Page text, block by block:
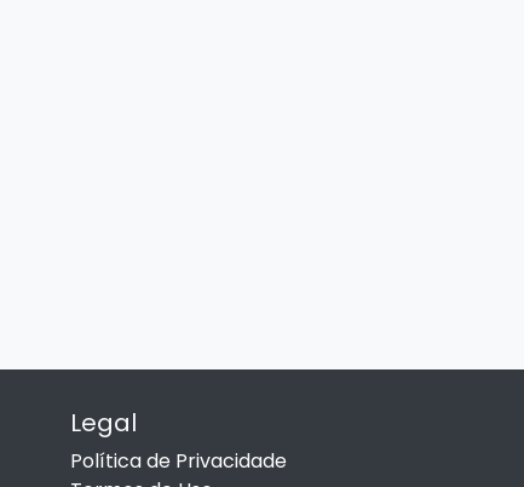
Legal
Política de Privacidade